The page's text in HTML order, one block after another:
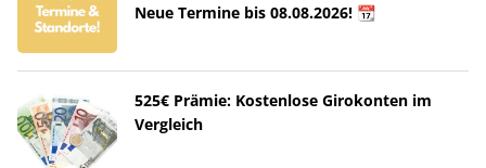
Neue Termine bis 08.08.2026! 📆
525€ Prämie: Kostenlose Girokonten im
Vergleich